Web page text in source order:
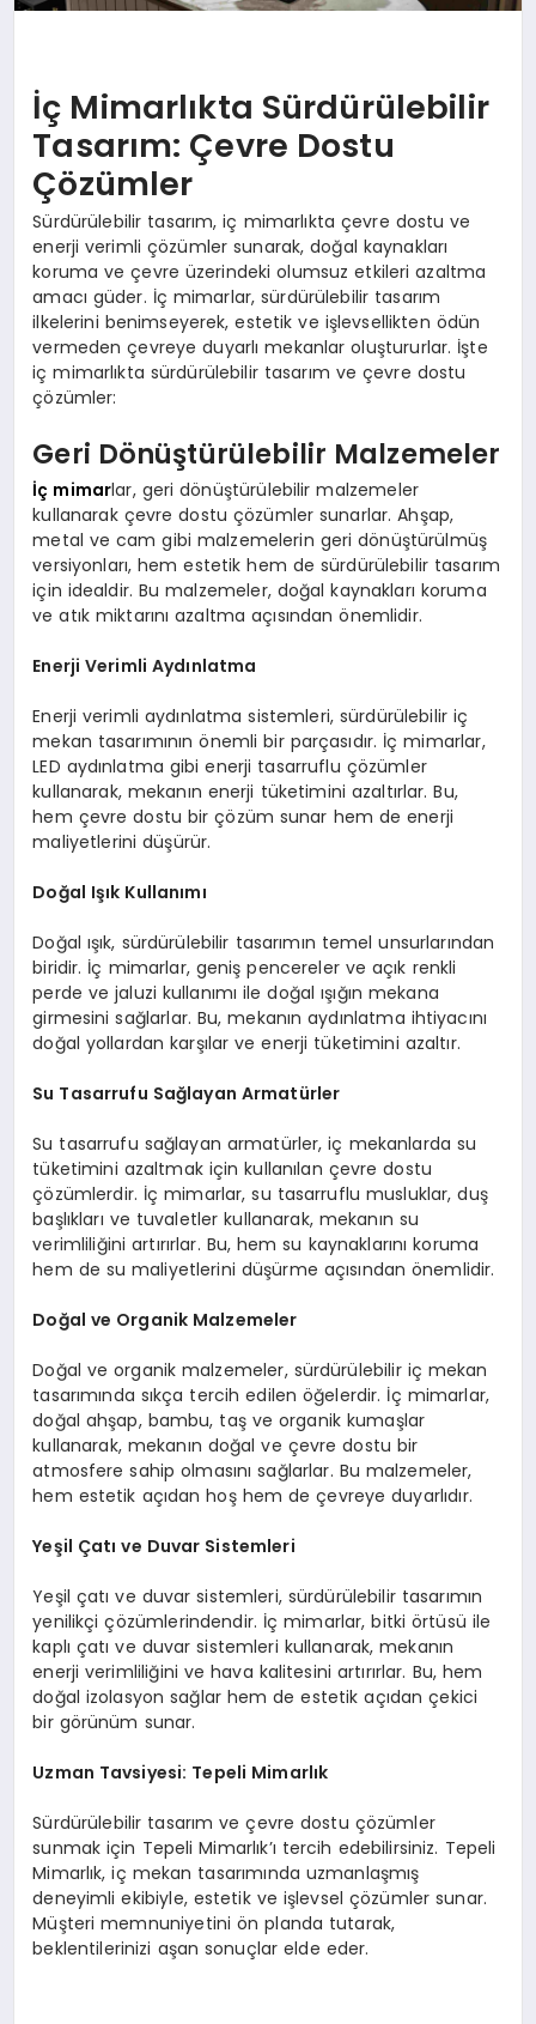
İç Mimarlıkta Sürdürülebilir
Tasarım: Çevre Dostu
Çözümler
Sürdürülebilir tasarım, iç mimarlıkta çevre dostu ve
enerji verimli çözümler sunarak, doğal kaynakları
koruma ve çevre üzerindeki olumsuz etkileri azaltma
amacı güder. İç mimarlar, sürdürülebilir tasarım
ilkelerini benimseyerek, estetik ve işlevsellikten ödün
vermeden çevreye duyarlı mekanlar oluştururlar. İşte
iç mimarlıkta sürdürülebilir tasarım ve çevre dostu
çözümler:
Geri Dönüştürülebilir Malzemeler
İç mimarlar, geri dönüştürülebilir malzemeler
kullanarak çevre dostu çözümler sunarlar. Ahşap,
metal ve cam gibi malzemelerin geri dönüştürülmüş
versiyonları, hem estetik hem de sürdürülebilir tasarım
için idealdir. Bu malzemeler, doğal kaynakları koruma
ve atık miktarını azaltma açısından önemlidir.
Enerji Verimli Aydınlatma
Enerji verimli aydınlatma sistemleri, sürdürülebilir iç
mekan tasarımının önemli bir parçasıdır. İç mimarlar,
LED aydınlatma gibi enerji tasarruflu çözümler
kullanarak, mekanın enerji tüketimini azaltırlar. Bu,
hem çevre dostu bir çözüm sunar hem de enerji
maliyetlerini düşürür.
Doğal Işık Kullanımı
Doğal ışık, sürdürülebilir tasarımın temel unsurlarından
biridir. İç mimarlar, geniş pencereler ve açık renkli
perde ve jaluzi kullanımı ile doğal ışığın mekana
girmesini sağlarlar. Bu, mekanın aydınlatma ihtiyacını
doğal yollardan karşılar ve enerji tüketimini azaltır.
Su Tasarrufu Sağlayan Armatürler
Su tasarrufu sağlayan armatürler, iç mekanlarda su
tüketimini azaltmak için kullanılan çevre dostu
çözümlerdir. İç mimarlar, su tasarruflu musluklar, duş
başlıkları ve tuvaletler kullanarak, mekanın su
verimliliğini artırırlar. Bu, hem su kaynaklarını koruma
hem de su maliyetlerini düşürme açısından önemlidir.
Doğal ve Organik Malzemeler
Doğal ve organik malzemeler, sürdürülebilir iç mekan
tasarımında sıkça tercih edilen öğelerdir. İç mimarlar,
doğal ahşap, bambu, taş ve organik kumaşlar
kullanarak, mekanın doğal ve çevre dostu bir
atmosfere sahip olmasını sağlarlar. Bu malzemeler,
hem estetik açıdan hoş hem de çevreye duyarlıdır.
Yeşil Çatı ve Duvar Sistemleri
Yeşil çatı ve duvar sistemleri, sürdürülebilir tasarımın
yenilikçi çözümlerindendir. İç mimarlar, bitki örtüsü ile
kaplı çatı ve duvar sistemleri kullanarak, mekanın
enerji verimliliğini ve hava kalitesini artırırlar. Bu, hem
doğal izolasyon sağlar hem de estetik açıdan çekici
bir görünüm sunar.
Uzman Tavsiyesi: Tepeli Mimarlık
Sürdürülebilir tasarım ve çevre dostu çözümler
sunmak için Tepeli Mimarlık’ı tercih edebilirsiniz. Tepeli
Mimarlık, iç mekan tasarımında uzmanlaşmış
deneyimli ekibiyle, estetik ve işlevsel çözümler sunar.
Müşteri memnuniyetini ön planda tutarak,
beklentilerinizi aşan sonuçlar elde eder.